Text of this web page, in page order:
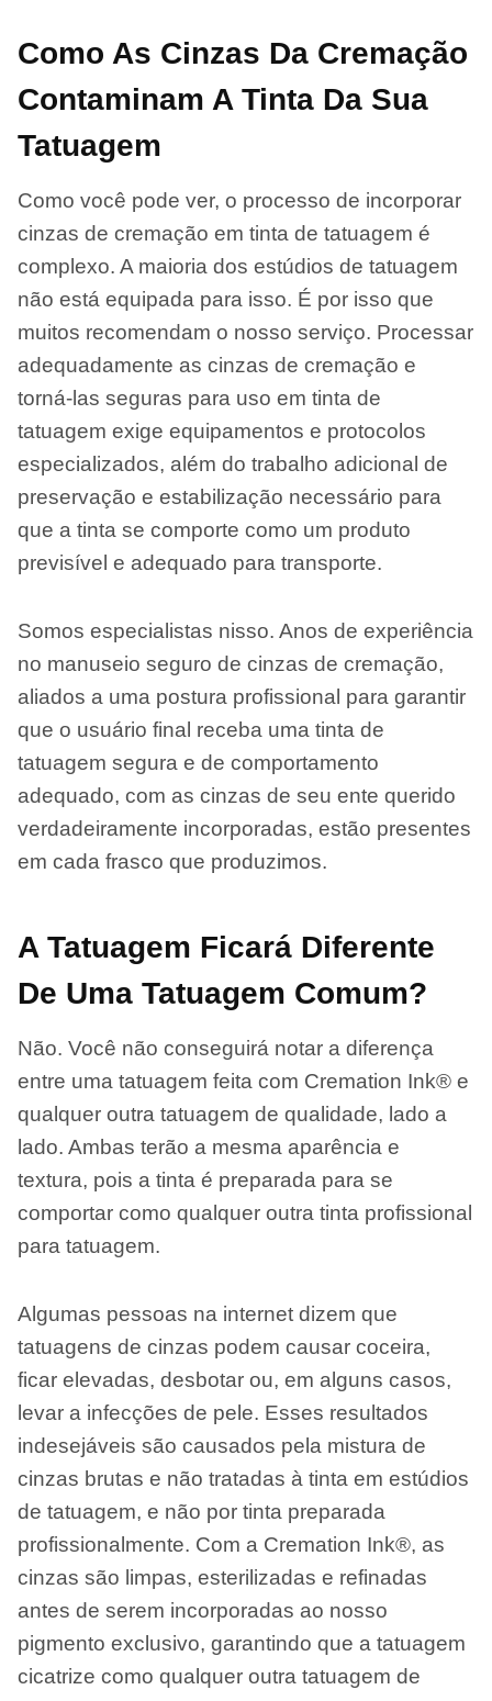
Como As Cinzas Da Cremação
Contaminam A Tinta Da Sua
Tatuagem
Como você pode ver, o processo de incorporar
cinzas de cremação em tinta de tatuagem é
complexo. A maioria dos estúdios de tatuagem
não está equipada para isso. É por isso que
muitos recomendam o nosso serviço. Processar
adequadamente as cinzas de cremação e
torná-las seguras para uso em tinta de
tatuagem exige equipamentos e protocolos
especializados, além do trabalho adicional de
preservação e estabilização necessário para
que a tinta se comporte como um produto
previsível e adequado para transporte.
Somos especialistas nisso. Anos de experiência
no manuseio seguro de cinzas de cremação,
aliados a uma postura profissional para garantir
que o usuário final receba uma tinta de
tatuagem segura e de comportamento
adequado, com as cinzas de seu ente querido
verdadeiramente incorporadas, estão presentes
em cada frasco que produzimos.
A Tatuagem Ficará Diferente
De Uma Tatuagem Comum?
Não. Você não conseguirá notar a diferença
entre uma tatuagem feita com Cremation Ink® e
qualquer outra tatuagem de qualidade, lado a
lado. Ambas terão a mesma aparência e
textura, pois a tinta é preparada para se
comportar como qualquer outra tinta profissional
para tatuagem.
Algumas pessoas na internet dizem que
tatuagens de cinzas podem causar coceira,
ficar elevadas, desbotar ou, em alguns casos,
levar a infecções de pele. Esses resultados
indesejáveis ​​são causados ​​pela mistura de
cinzas brutas e não tratadas à tinta em estúdios
de tatuagem, e não por tinta preparada
profissionalmente. Com a Cremation Ink®, as
cinzas são limpas, esterilizadas e refinadas
antes de serem incorporadas ao nosso
pigmento exclusivo, garantindo que a tatuagem
cicatrize como qualquer outra tatuagem de